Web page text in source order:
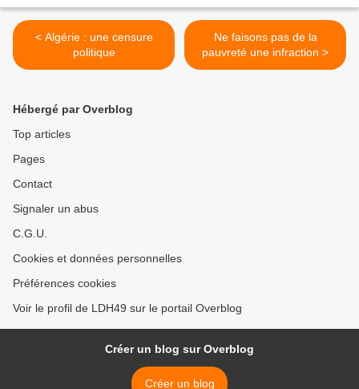
< Algérie : une censure
politique
Ne faisons pas de la
pauvreté une infraction >
Hébergé par Overblog
Top articles
Pages
Contact
Signaler un abus
C.G.U.
Cookies et données personnelles
Préférences cookies
Voir le profil de LDH49 sur le portail Overblog
Créer un blog sur Overblog
Créer un blog